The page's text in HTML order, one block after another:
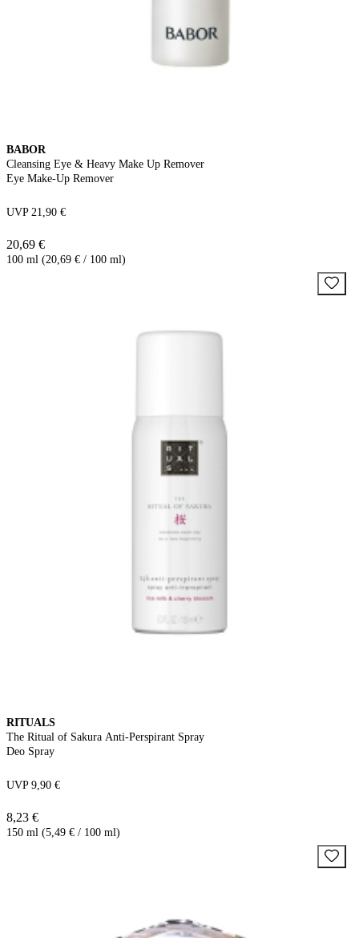
BABOR
Cleansing Eye & Heavy Make Up Remover
Eye Make-Up Remover
UVP 21,90 €
20,69 €
100 ml (20,69 € / 100 ml)
RITUALS
The Ritual of Sakura Anti-Perspirant Spray
Deo Spray
UVP 9,90 €
8,23 €
150 ml (5,49 € / 100 ml)